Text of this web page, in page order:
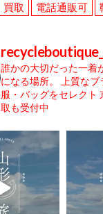
買取 電話通販可
誰かの大切だった一着
になる場所。
上質な
服・バッグをセレクト
取も受付中